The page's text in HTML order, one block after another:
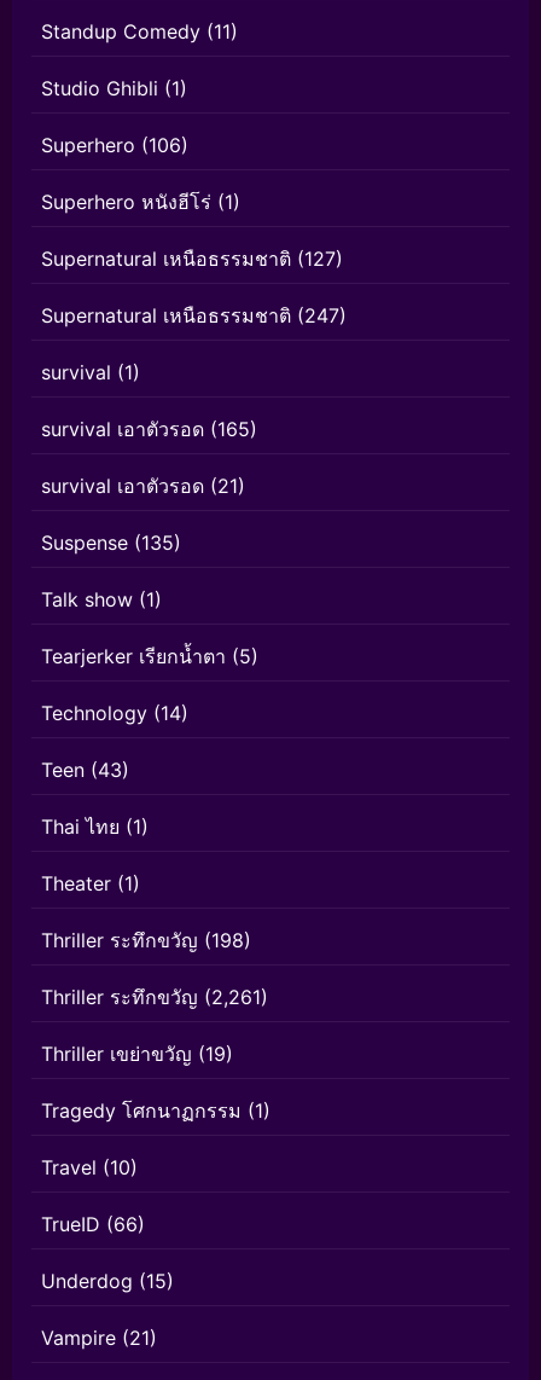
Standup Comedy (11)
Studio Ghibli (1)
Superhero (106)
Superhero หนังฮีโร่ (1)
Supernatural เหนือธรรมชาติ (127)
Supernatural เหนือธรรมชาติ (247)
survival (1)
survival เอาตัวรอด (165)
survival เอาตัวรอด (21)
Suspense (135)
Talk show (1)
Tearjerker เรียกน้ำตา (5)
Technology (14)
Teen (43)
Thai ไทย (1)
Theater (1)
Thriller ระทึกขวัญ (198)
Thriller ระทึกขวัญ (2,261)
Thriller เขย่าขวัญ (19)
Tragedy โศกนาฏกรรม (1)
Travel (10)
TrueID (66)
Underdog (15)
Vampire (21)